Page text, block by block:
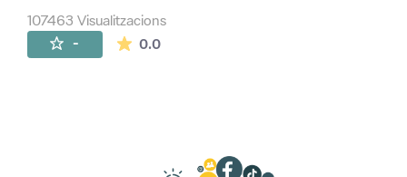
107463 Visualitzacions
- 0.0La mitjana de les valoracions és de 0